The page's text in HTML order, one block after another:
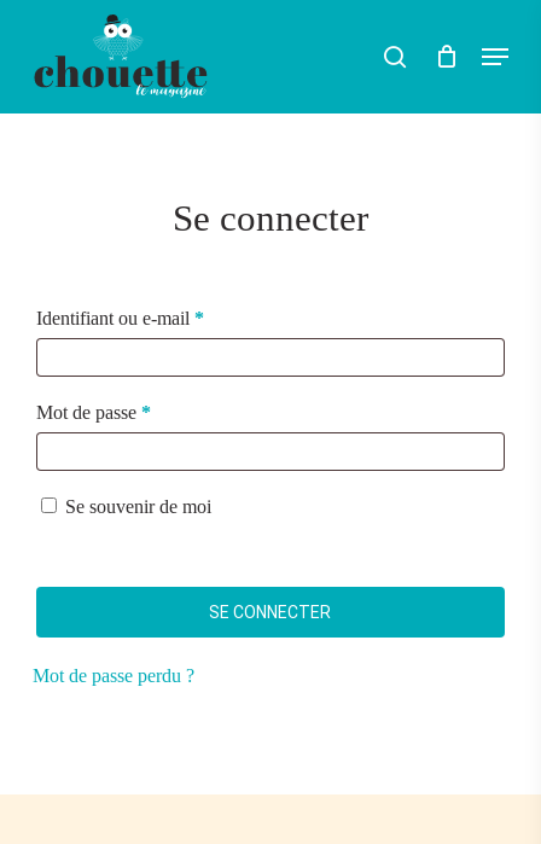
search Menu
Se connecter
Identifiant ou e-mail *Obligatoire
Mot de passe *Obligatoire
Se souvenir de moi
SE CONNECTER
Mot de passe perdu ?